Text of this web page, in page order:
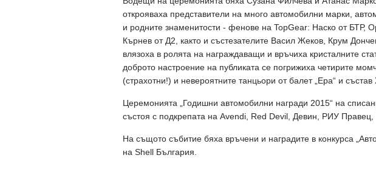
открояваха представители на много автомобилни марки,
и родните знаменитости - фенове на TopGear: Наско от БТР,
Кърнев от Д2, както и състезателите Васил Жеков, Крум
влязоха в ролята на награждаващи и връчиха кристалните
доброто настроение на публиката се погрижиха четирите
(страхотни!) и невероятните танцьори от балет „Ера“ и състав
Церемонията „Годишни автомобилни награди 2015“ на
състоя с подкрепата на Avendi, Red Devil, Девин, РИУ
На същото събитие бяха връчени и наградите в конкурса
на Shell България.